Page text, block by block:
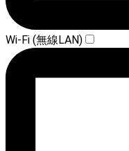
Wi-Fi (無線LAN)